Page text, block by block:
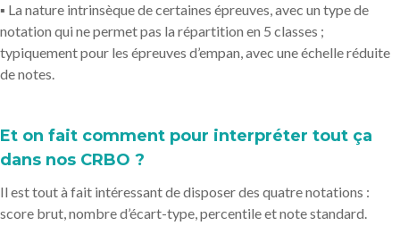
▪ La nature intrinsèque de certaines épreuves, avec un type de
notation qui ne permet pas la répartition en 5 classes ;
typiquement pour les épreuves d’empan, avec une échelle réduite
de notes.
Et on fait comment pour interpréter tout ça
dans nos CRBO ?
Il est tout à fait intéressant de disposer des quatre notations :
score brut, nombre d’écart-type, percentile et note standard.